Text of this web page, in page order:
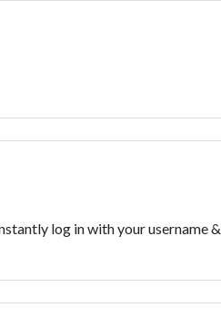
log in with your username &